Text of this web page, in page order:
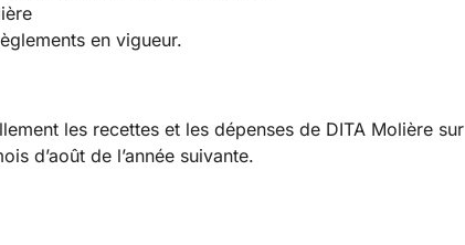
en vigueur.
les recettes et les dépenses de DITA Molière sur
d’août de l’année suivante.